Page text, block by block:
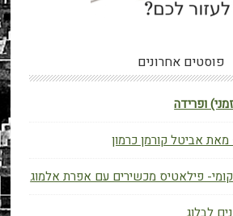
פוסטים אחרונים
ופרידה
מאת אביטל קורמן כרמון
פילאטיס מכשירים עם אפרת אלמוג